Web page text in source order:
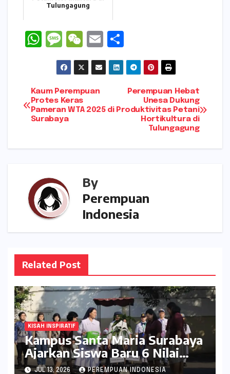
Tulungagung
W
ts
A
p
M
e
s
s
a
g
W
e
C
h
a
E
m
ai
h
ar
e
Navigasi
pos
Perempuan Hebat
Unesa Dukung
Produktivitas Petani
Hortikultura di
Tulungagung
Kaum Perempuan
Protes Keras
Pameran WTA 2025 di
Surabaya
By
Perempuan
Indonesia
Related Post
KISAH INSPIRATIF
Kampus Santa Maria Surabaya
Ajarkan Siswa Baru 6 Nilai
Dasar Ursulin
JUL 13, 2026 PEREMPUAN INDONESIA